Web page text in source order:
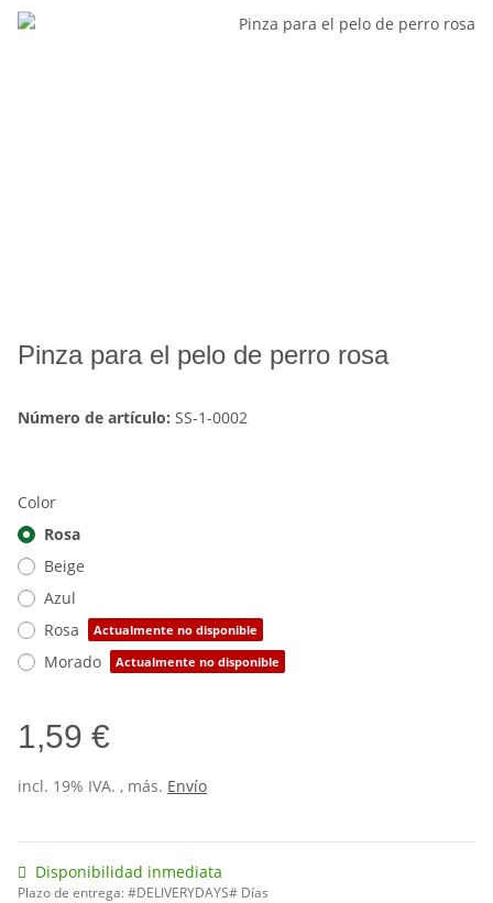
Pinza para el pelo de perro rosa
Número de artículo: SS-1-0002
Color
Rosa
Beige
Azul
Rosa
Actualmente no disponible
Morado Actualmente no disponible
1,59 €
incl. 19% IVA. , más. Envío
Disponibilidad inmediata
Plazo de entrega:#DELIVERYDAYS# Días